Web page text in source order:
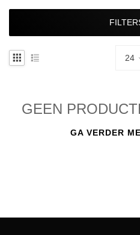
GEEN
GA VERDER